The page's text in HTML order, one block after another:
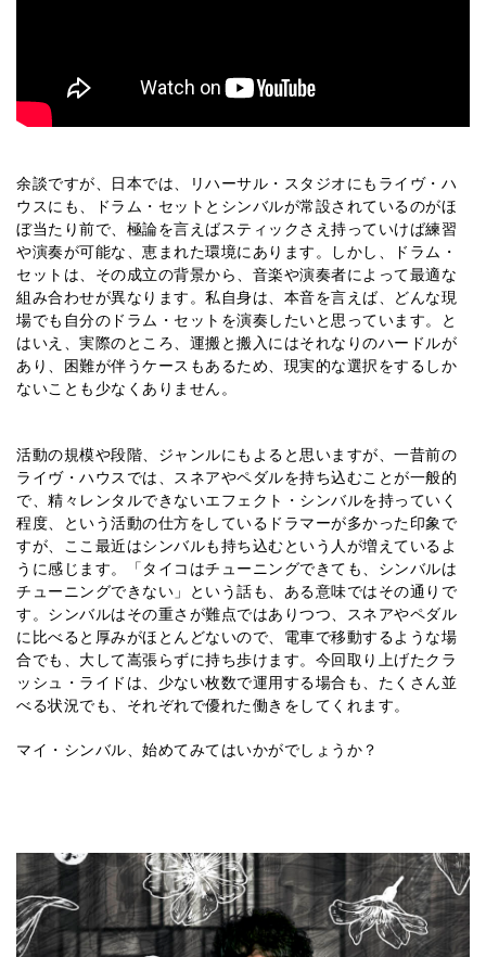
余談ですが、日本では、リハーサル・スタジオにもライヴ・ハ
ウスにも、ドラム・セットとシンバルが常設されているのがほ
ぼ当たり前で、極論を言えばスティックさえ持っていけば練習
や演奏が可能な、恵まれた環境にあります。しかし、ドラム・
セットは、その成立の背景から、音楽や演奏者によって最適な
組み合わせが異なります。私自身は、本音を言えば、どんな現
場でも自分のドラム・セットを演奏したいと思っています。と
はいえ、実際のところ、運搬と搬入にはそれなりのハードルが
あり、困難が伴うケースもあるため、現実的な選択をするしか
ないことも少なくありません。
活動の規模や段階、ジャンルにもよると思いますが、一昔前の
ライヴ・ハウスでは、スネアやペダルを持ち込むことが一般的
で、精々レンタルできないエフェクト・シンバルを持っていく
程度、という活動の仕方をしているドラマーが多かった印象で
すが、ここ最近はシンバルも持ち込むという人が増えているよ
うに感じます。「タイコはチューニングできても、シンバルは
チューニングできない」という話も、ある意味ではその通りで
す。シンバルはその重さが難点ではありつつ、スネアやペダル
に比べると厚みがほとんどないので、電車で移動するような場
合でも、大して嵩張らずに持ち歩けます。今回取り上げたクラ
ッシュ・ライドは、少ない枚数で運用する場合も、たくさん並
べる状況でも、それぞれで優れた働きをしてくれます。
マイ・シンバル、始めてみてはいかがでしょうか？